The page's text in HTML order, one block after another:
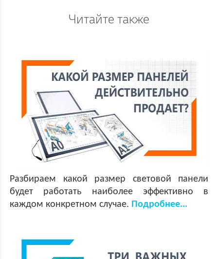
Читайте также
Разбираем какой размер световой панели
будет работать наиболее эффективно в
каждом конкретном случае. Подробнее...